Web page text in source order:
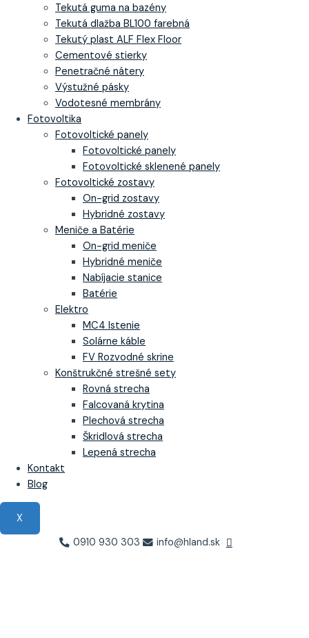
Tekutá guma na bazény
Tekutá dlažba BL100 farebná
Tekutý plast ALF Flex Floor
Cementové stierky
Penetračné nátery
Výstužné pásky
Vodotesné membrány
Fotovoltika
Fotovoltické panely
Fotovoltické panely
Fotovoltické sklenené panely
Fotovoltické zostavy
On-grid zostavy
Hybridné zostavy
Meniče a Batérie
On-grid meniče
Hybridné meniče
Nabíjacie stanice
Batérie
Elektro
MC4 Istenie
Solárne káble
FV Rozvodné skrine
Konštrukčné strešné sety
Rovná strecha
Falcovaná krytina
Plechová strecha
Škridlová strecha
Lepená strecha
Kontakt
Blog
X
0910 930 303
info@hland.sk